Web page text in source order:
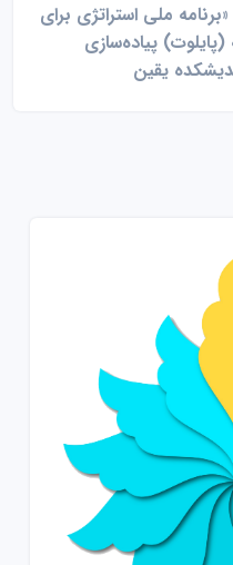
ملی استراتژی برای
پیاده‌سازی
یقین